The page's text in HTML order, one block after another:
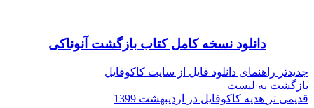
دانلود نسخه کامل کتاب بازگشت آنوناکی
جدیدتر راهنمای دانلود فایل از سایت کاکوفایل
بازگشت به لیست
قدیمی تر هدیه کاکوفایل در اردیبهشت 1399